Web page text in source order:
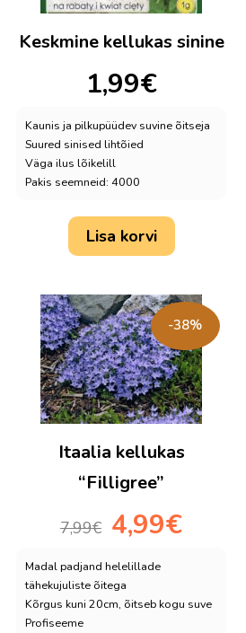
Keskmine kellukas sinine
1,99€
Kaunis ja pilkupüüdev suvine õitseja
Suured sinised lihtõied
Väga ilus lõikelill
Pakis seemneid: 4000
Lisa korvi
-38%
Itaalia kellukas
“Filligree”
7,99€
Algne
hind
7,99€.
4,99€hind
Madal padjand helelillade
tähekujuliste õitega
Kõrgus kuni 20cm, õitseb kogu suve
Profiseeme